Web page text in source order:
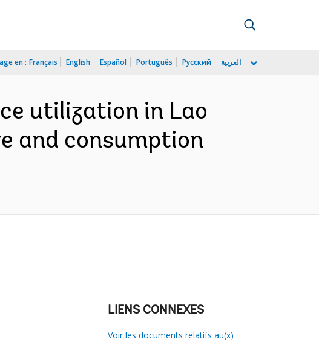
en : Français English Español Português Русский العربية
utilization in Lao
and consumption
LIENS CONNEXES
Voir les documents relatifs au(x)